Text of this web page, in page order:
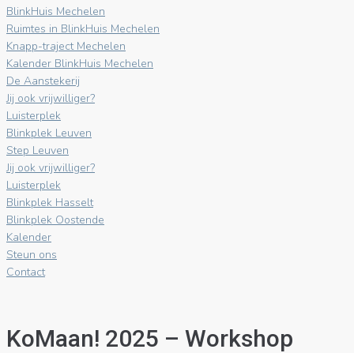
BlinkHuis Mechelen
Ruimtes in BlinkHuis Mechelen
Knapp-traject Mechelen
Kalender BlinkHuis Mechelen
De Aanstekerij
Jij ook vrijwilliger?
Luisterplek
Blinkplek Leuven
Step Leuven
Jij ook vrijwilliger?
Luisterplek
Blinkplek Hasselt
Blinkplek Oostende
Kalender
Steun ons
Contact
KoMaan! 2025 – Workshop